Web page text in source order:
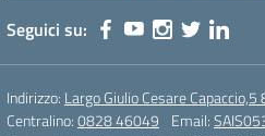
Seguici su:
Indirizzo: Largo Giulio Cesare
Centralino:0828 46049 Email: